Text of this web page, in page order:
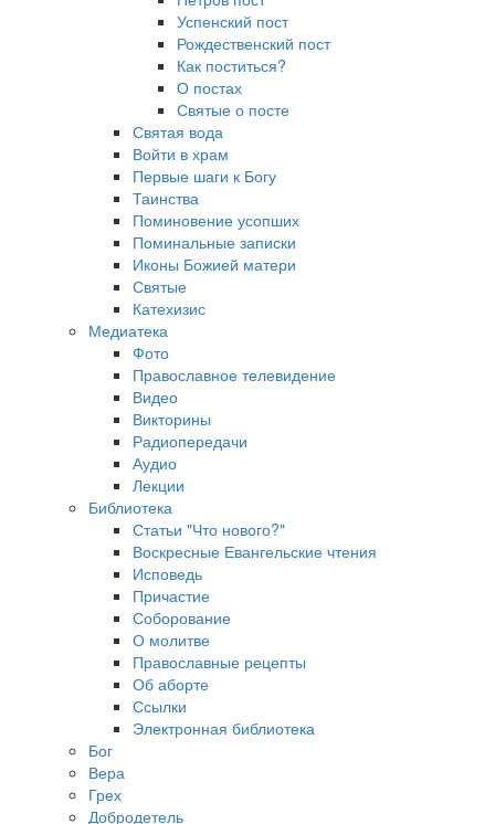
Успенский пост
Рождественский пост
Как поститься?
О постах
Святые о посте
Святая вода
Войти в храм
Первые шаги к Богу
Таинства
Поминовение усопших
Поминальные записки
Иконы Божией матери
Святые
Катехизис
Медиатека
Фото
Православное телевидение
Видео
Викторины
Радиопередачи
Аудио
Лекции
Библиотека
Статьи "Что нового?"
Воскресные Евангельские чтения
Исповедь
Причастие
Соборование
О молитве
Православные рецепты
Об аборте
Ссылки
Электронная библиотека
Бог
Вера
Грех
Добродетель